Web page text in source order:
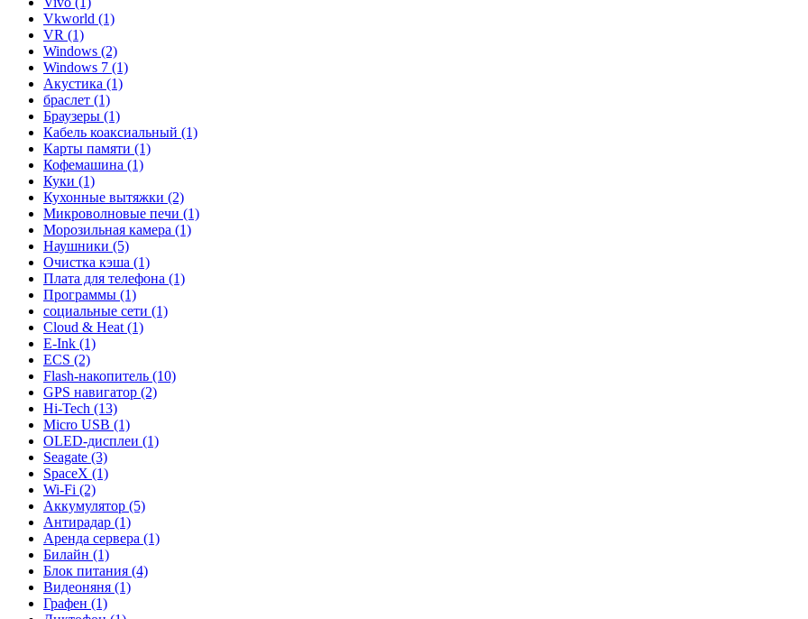
Vkworld (1)
VR (1)
Windows (2)
Windows 7 (1)
Акустика (1)
браслет (1)
Браузеры (1)
Кабель коаксиальный (1)
Карты памяти (1)
Кофемашина (1)
Куки (1)
Кухонные вытяжки (2)
Микроволновые печи (1)
Морозильная камера (1)
Наушники (5)
Очистка кэша (1)
Плата для телефона (1)
Программы (1)
социальные сети (1)
Cloud & Heat (1)
E-Ink (1)
ECS (2)
Flash-накопитель (10)
GPS навигатор (2)
Hi-Tech (13)
Micro USB (1)
OLED-дисплеи (1)
Seagate (3)
SpaceX (1)
Wi-Fi (2)
Аккумулятор (5)
Антирадар (1)
Аренда сервера (1)
Билайн (1)
Блок питания (4)
Видеоняня (1)
Графен (1)